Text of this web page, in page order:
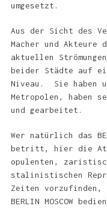
umgesetzt.
Aus der Sicht des
Macher und Akteure
aktuellen
beider Städte auf
Niveau. Sie haben
Metropolen, haben
und gearbeitet.
Wer natürlich das
betritt, hier die
opulenten,
stalinistischen
Zeiten
BERLIN MOSCOW